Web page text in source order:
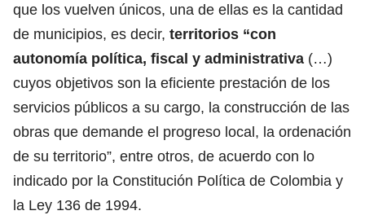
que los vuelven únicos, una de ellas es la cantidad
de municipios, es decir, territorios “con
autonomía política, fiscal y administrativa (…)
cuyos objetivos son la eficiente prestación de los
servicios públicos a su cargo, la construcción de las
obras que demande el progreso local, la ordenación
de su territorio”, entre otros, de acuerdo con lo
indicado por la Constitución Política de Colombia y
la Ley 136 de 1994.